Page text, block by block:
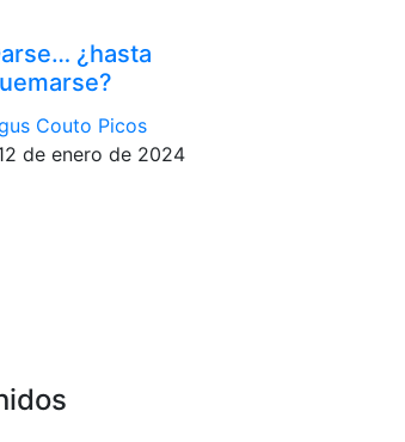
¿hasta
Couto Picos
12 de enero de 2024